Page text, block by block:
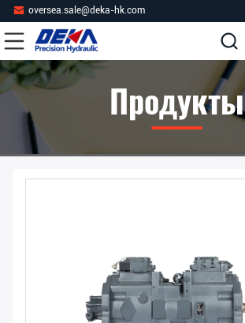
oversea.sale@deka-hk.com
Продукты